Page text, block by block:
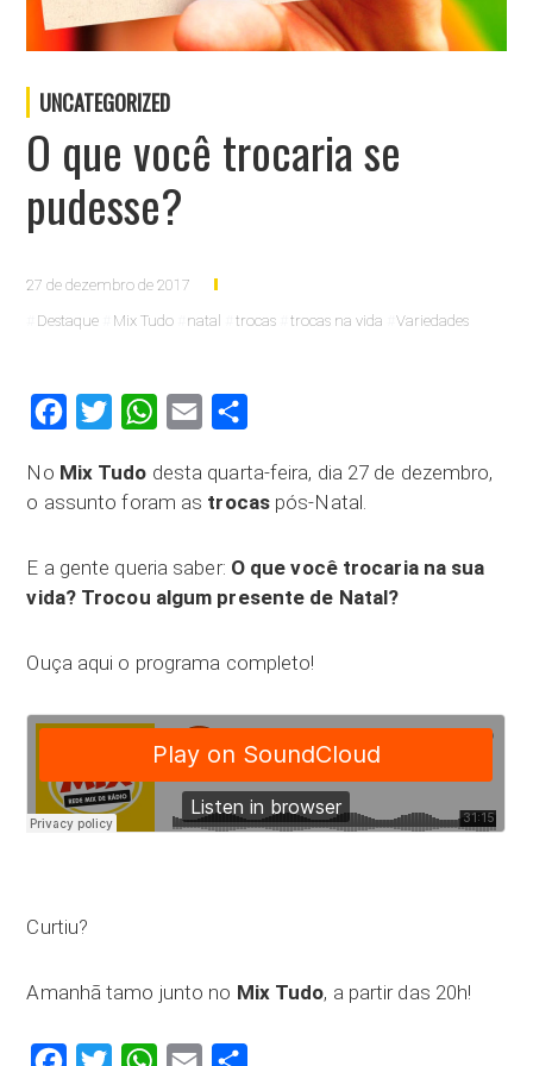
UNCATEGORIZED
O que você trocaria se
pudesse?
27 de dezembro de 2017
Destaque
Mix Tudo natal trocas trocas na vida Variedades
FacebookTwitter WhatsApp
Email
No Mix Tudo desta quarta-feira, dia 27 de dezembro,
o assunto foram as trocaspós-Natal.
E a gente queria saber: O que você trocaria na sua
vida? Trocou algum presente de Natal?
Ouça aqui o programa completo!
Curtiu?
Amanhã tamo junto no Mix Tudo, a partir das 20h!